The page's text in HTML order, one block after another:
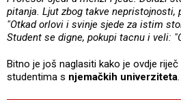
pitanja. Ljut zbog takve nepristojnosti,
"Otkad orlovi i svinje sjede za istim
Student se digne, pokupi tacnu i veli:
Bitno je još naglasiti kako je ovdje
studentima s njemačkih univerziteta.